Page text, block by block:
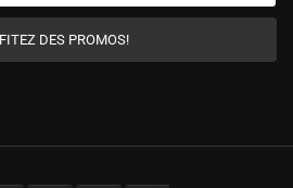
DES PROMOS!